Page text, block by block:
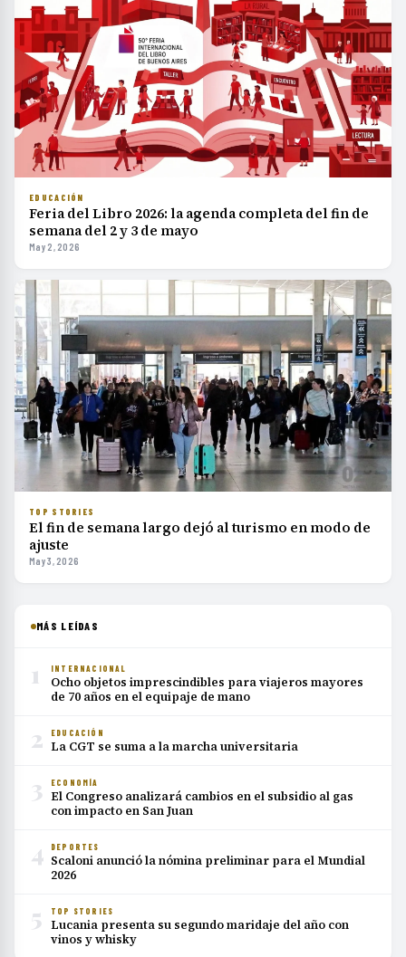
EDUCACIÓN
Feria del Libro 2026: la agenda completa del fin de
semana del 2 y 3 de mayo
May 2, 2026
TOP STORIES
El fin de semana largo dejó al turismo en modo de
ajuste
May 3, 2026
MÁS LEÍDAS
1 INTERNACIONAL
Ocho objetos imprescindibles para viajeros mayores
de 70 años en el equipaje de mano
2 EDUCACIÓN
La CGT se suma a la marcha universitaria
3 ECONOMÍA
El Congreso analizará cambios en el subsidio al gas
con impacto en San Juan
4 DEPORTES
Scaloni anunció la nómina preliminar para el Mundial
2026
5 TOP STORIES
Lucania presenta su segundo maridaje del año con
vinos y whisky